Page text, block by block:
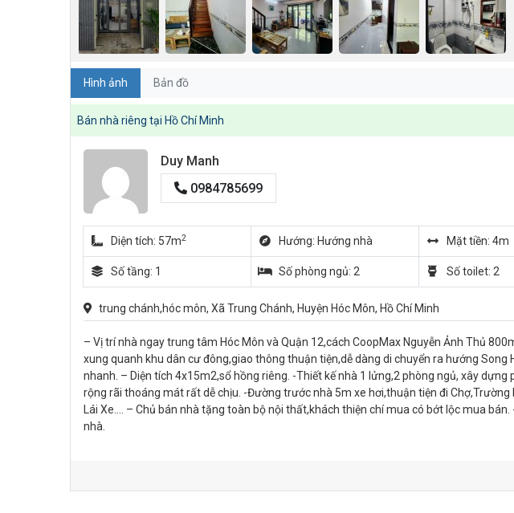
Hình ảnh Bản đồ
Bán nhà riêng tại Hồ Chí Minh
Duy Manh
0984785699
Diện tích: 57m2 Hướng: Hướng nhà Mặt tiền: 4m
Số tầng: 1 Số phòng ngủ: 2 Số toilet: 2
trung chánh,hóc môn, Xã Trung Chánh, Huyện Hóc Môn, Hồ Chí Minh
– Vị trí nhà ngay trung tâm Hóc Môn và Quận 12,cách CoopMax Nguyễn Ảnh Thủ
xung quanh khu dân cư đông,giao thông thuận tiện,dễ dàng di chuyển ra hướng Song
nhanh. – Diện tích 4x15m2,sổ hồng riêng. -Thiết kế nhà 1 lửng,2 phòng ngủ, xây
rộng rãi thoáng mát rất dễ chịu. -Đường trước nhà 5m xe hơi,thuận tiện đi Chợ,Trường
Lái Xe…. – Chủ bán nhà tặng toàn bộ nội thất,khách thiện chí mua có bớt lộc mua
nhà.